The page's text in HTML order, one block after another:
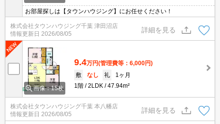
お部屋探しは【タウンハウジング】にお任せください！
株式会社タウンハウジング千葉 津田沼店
情報更新日 2026/08/05
詳細を見る
画像：15枚
9.4万円(管理費等：6,000円)
敷
なし 礼
1ヶ月
1階
2LDK 47.94m²
株式会社タウンハウジング千葉 本八幡店
情報更新日 2026/08/05
詳細を見る